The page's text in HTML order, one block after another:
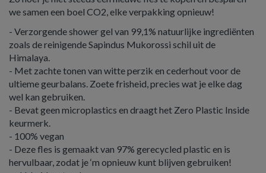
we samen een boel CO2, elke verpakking opnieuw!
- Verzorgende shower gel van 99,1% natuurlijke ingrediënten
zoals de reinigende Sapindus Mukorossi schil uit de
Himalaya.
- Met zachte tonen van witte perzik en cederhout voor de
ultieme geurbalans. Zoete frisheid, precies wat je elke dag
wel kan gebruiken.
- Bevat geen microplastics en draagt het Zero Plastic Inside
keurmerk.
- 100% vegan
- Deze fles is gemaakt van 97% gerecycled plastic en is
hervulbaar, zodat je ‘m opnieuw kunt blijven gebruiken!